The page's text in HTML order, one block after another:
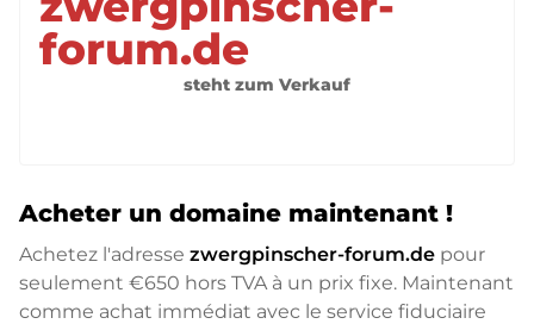
forum.de
steht zum Verkauf
Acheter un domaine maintenant !
Achetez l'adresse zwergpinscher-forum.de pour
seulement €650 hors TVA à un prix fixe. Maintenant
comme achat immédiat avec le service fiduciaire